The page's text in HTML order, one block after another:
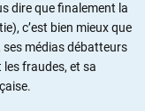
dire que finalement la
c’est bien mieux que
ses médias débatteurs
fraudes, et sa